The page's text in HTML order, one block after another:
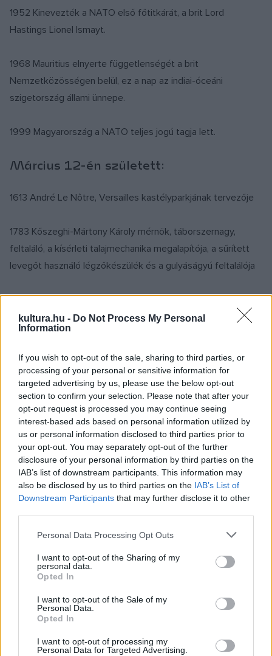
kultura.hu - Do Not Process My Personal
Information
If you wish to opt-out of the sale, sharing to third parties, or
processing of your personal or sensitive information for
targeted advertising by us, please use the below opt-out
section to confirm your selection. Please note that after your
opt-out request is processed you may continue seeing
interest-based ads based on personal information utilized by
us or personal information disclosed to third parties prior to
your opt-out. You may separately opt-out of the further
disclosure of your personal information by third parties on the
IAB’s list of downstream participants. This information may
also be disclosed by us to third parties on the IAB’s List of
Downstream Participants that may further disclose it to other
Please note that this website/app uses one or more Google
not limited to your visit or usage behaviour. You may click to
grant or deny consent to Google and its third-party tags to
use your data for below specified purposes in below Google
consent section.
Personal Data Processing Opt Outs
I want to opt-out of the Sharing of my
personal data.
Opted In
I want to opt-out of the Sale of my
Personal Data.
Opted In
I want to opt-out of processing my
Personal Data for Targeted Advertising.
1952 Kinevezték a NATO első főtitkárát, a brit Lord
Hastings Lionel Ismayt.
1968 Mauritius elnyerte függetlenségét a brit
Nemzetközösségen belül, ez a nap az indiai-óceáni
szigetország állami ünnepe.
1999 Magyarország a NATO teljes jogú tagja lett.
Március 12-én született:
1613 André Le Nôtre, Versailles kastélyparkjának tervezője
1783 Kőszeghi-Mártony Károly mérnök, táborszernagy,
feltaláló, a kísérleti talajmechanika megalapítója, a sűrített
levegőt használó légzőkészülék és a gulyáságyú feltalálója
1863 Gabriele D'Annunzio olasz költő, író, újságíró, politikus
1883 Jávorka Sándor Kossuth-díjas flórakutató,
elnöke
1888 Hans Knappertsbusch német karmester
1908 Pálffy Endre irodalomtörténész, szerkesztő
1921 Giovanni Agnelli olasz üzletember, a FIAT vezetője
1922 Jack Kerouac amerikai író, az Útonszerzője
1928 Edward Albee Pulitzer-díjas amerikai drámaíró, aNem
félünk a farkastólszerzője